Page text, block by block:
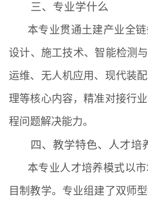
三、专业学什么
本专业贯通土建产业全
设计、施工技术、智能检测
运维、无人机应用、现代装
理等核心内容，精准对接行
程问题解决能力。
四、教学特色、人才培
本专业人才培养模式以
目制教学。专业组建了双师